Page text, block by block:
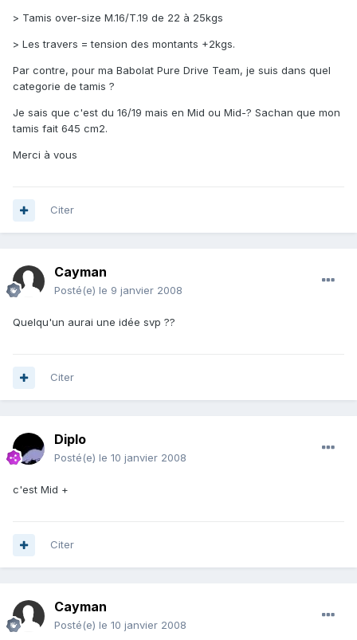
> Tamis over-size M.16/T.19 de 22 à 25kgs
> Les travers = tension des montants +2kgs.
Par contre, pour ma Babolat Pure Drive Team, je suis dans quel
categorie de tamis ?
Je sais que c'est du 16/19 mais en Mid ou Mid-? Sachan que mon
tamis fait 645 cm2.
Merci à vous
Citer
Cayman
Posté(e) le 9 janvier 2008
Quelqu'un aurai une idée svp ??
Citer
Diplo
Posté(e) le 10 janvier 2008
c'est Mid +
Citer
Cayman
Posté(e) le 10 janvier 2008